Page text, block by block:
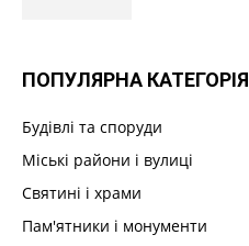
ПОПУЛЯРНА КАТЕГОРІЯ
Будівлі та споруди
Міські райони і вулиці
Святині і храми
Пам'ятники і монументи